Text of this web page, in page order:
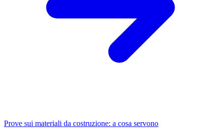
Prove sui materiali da costruzione: a cosa servono